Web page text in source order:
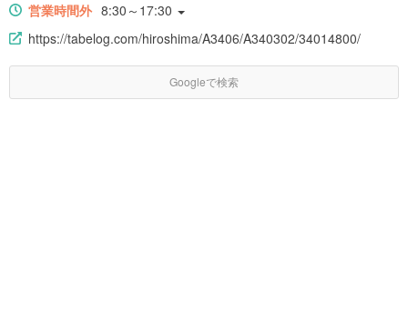
営業時間外 8:30～17:30
https://tabelog.com/hiroshima/A3406/A340302/34014800/
Googleで検索